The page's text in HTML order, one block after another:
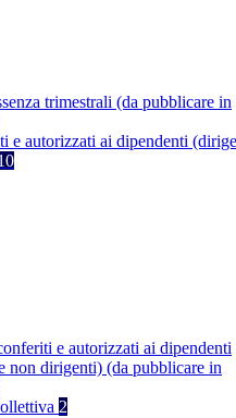
trimestrali (da pubblicare in
e autorizzati ai dipendenti
e autorizzati ai dipendenti
non dirigenti) (da pubblicare in
2